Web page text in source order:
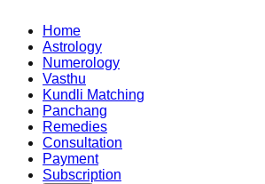
Home
Astrology
Numerology
Vasthu
Kundli Matching
Panchang
Remedies
Consultation
Payment
Subscription